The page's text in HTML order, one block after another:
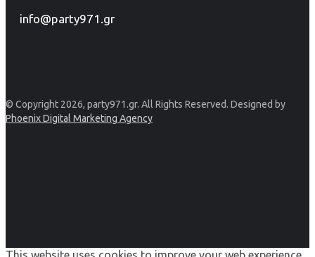
info@party971.gr
© Copyright 2026, party971.gr. All Rights Reserved. Designed by
Phoenix Digital Marketing Agency